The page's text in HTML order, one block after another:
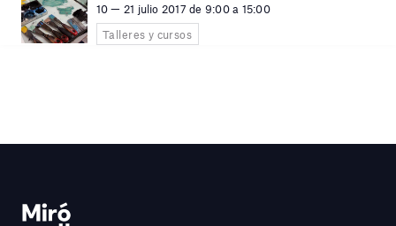
10 — 21 julio 2017 de 9:00 a 15:00
Talleres y cursos